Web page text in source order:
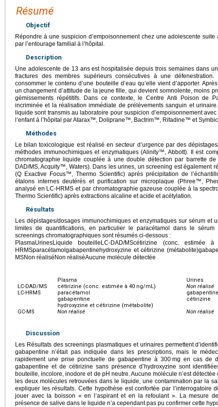
Résumé
Objectif
Répondre à une suspicion d’empoisonnement chez une adolescente
par l’entourage familial à l’hôpital.
Description
Une adolescente de 13 ans est hospitalisée depuis trois semaines dans
fractures des membres supérieurs consécutives à une
consommer le contenu d’une bouteille d’eau qu’elle vient d’apporter.
un changement d’attitude de la jeune fille, qui devient somnolente, moins
gémissements répétitifs. Dans ce contexte, le Centre Anti Poison de
incriminée et la réalisation immédiate de prélèvements sanguin et
liquide sont transmis au laboratoire pour suspicion d’empoisonnement
l’enfant à l’hôpital par Atarax™, Doliprane™, Bactrim™, Rifadine™ et
Méthodes
Le bilan toxicologique est réalisé en secteur d’urgence par des
méthodes immunochimiques et enzymatiques (Alinity™, Abbott). Il est
chromatographie liquide couplée à une double détection par barrette
DAD/MS, Acquity™, Waters). Dans les urines, un screening est également
(Q Exactive Focus™, Thermo Scientific) après précipitation de
étalons internes deutérés et purification sur microplaque (Phree™,
analysé en LC-HRMS et par chromatographie gazeuse couplée à la
Thermo Scientific) après extractions alcaline et acide et acétylation.
Résultats
Les dépistages/dosages immunochimiques et enzymatiques sur sérum et
limites de quantifications, en particulier le paracétamol dans le sérum
screenings chromatographiques sont résumés ci-dessous :
PlasmaUrinesLiquide bouteilleLC-DAD/MScétirizine (conc. estimée
HRMSparacétamolgabapentinehydroxyzine et cétirizine
MSNon réaliséNon réaliséAucune molécule détectée
Plasma
Urines
LC-DAD/MS
cétirizine (conc. estimée à 40 ng/mL)
Non réalisé
LC-HRMS
paracétamol
gabapentine
hydroxyzine et cétirizine (métabolite)
cétirizine
GC-MS
Non réalisé Non réalisé
Discussion
Les Résultats des screenings plasmatiques et urinaires permettent
gabapentine n’était pas indiquée dans les prescriptions, mais le
rapidement une prise ponctuelle de gabapentine à 300 mg en cas de
gabapentine et de cétirizine sans présence d’hydroxyzine sont
bouteille, incolore, inodore et de pH neutre. Aucune molécule n’est
les deux molécules retrouvées dans le liquide, une contamination par la
expliquer les résultats. Cette hypothèse est confortée par l’interrogatoire
jouer avec la boisson « en l’aspirant et en la refoulant ». La mesure
présence de salive dans le liquide n’a cependant pas pu confirmer cette